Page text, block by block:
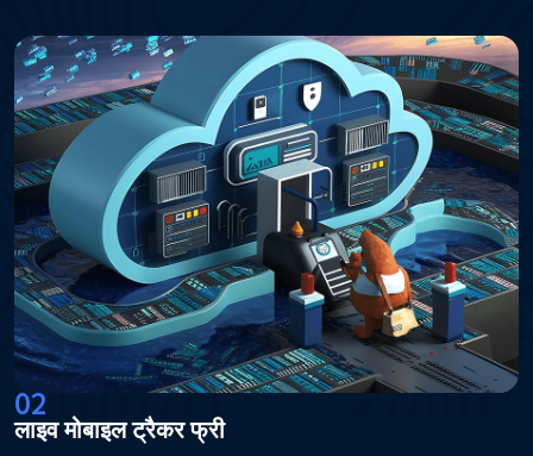
02
लाइव मोबाइल ट्रैकर फ्री